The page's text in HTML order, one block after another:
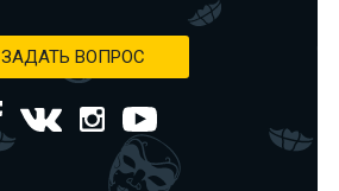
ЗАДАТЬ ВОПРОС